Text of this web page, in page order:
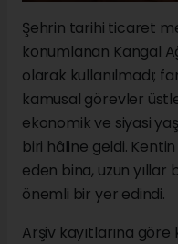
Şehrin tarihi ticaret
konumlanan Kangal
olarak kullanılmadı;
kamusal görevler
ekonomik ve siyasi
biri hâline geldi. Kentin
eden bina, uzun yıllar
önemli bir yer edindi.
Arşiv kayıtlarına